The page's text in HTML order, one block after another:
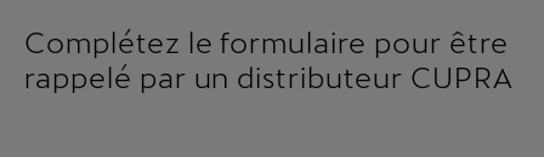
Complétez le formulaire pour être
rappelé par un distributeur CUPRA